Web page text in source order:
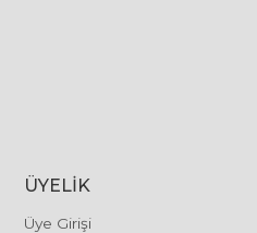
ÜYELIK
Üye Girişi